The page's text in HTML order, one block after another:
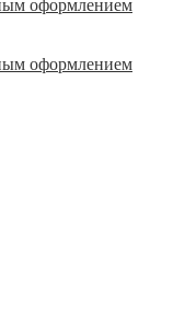
оформлением
оформлением